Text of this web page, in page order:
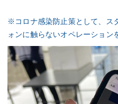
※ コロナ感染防止策として、ス
ォンに触らないオペレーション